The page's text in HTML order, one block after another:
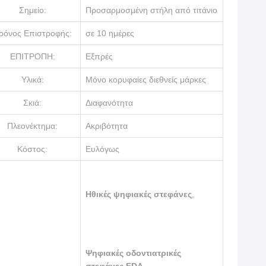
Σημείο: Προσαρμοσμένη στήλη από τιτάνιο
Επιστροφής: σε 10 ημέρες
ΕΠΙΤΡΟΠΗ: Εξπρές
Υλικά: Μόνο κορυφαίες διεθνείς μάρκες
Σκιά: Διαφανότητα
Πλεονέκτημα: Ακριβότητα
Κόστος: Ευλόγως
Ηθικές ψηφιακές στεφάνες
Ψηφιακές οδοντιατρικές